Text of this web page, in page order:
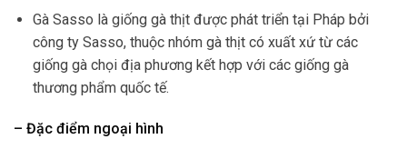
Gà Sasso là giống gà thịt được phát triển tại Pháp bởi
công ty Sasso, thuộc nhóm gà thịt có xuất xứ từ các
giống gà chọi địa phương kết hợp với các giống gà
thương phẩm quốc tế.
– Đặc điểm ngoại hình